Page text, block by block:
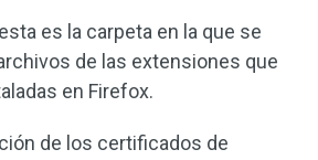
es la carpeta en la que se
de las extensiones que
en Firefox.
de los certificados de